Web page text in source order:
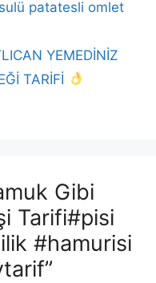
patatesli omlet
YEMEDİNİZ
TARİFİ
Gibi
Tarifi#pisi
#hamurisi